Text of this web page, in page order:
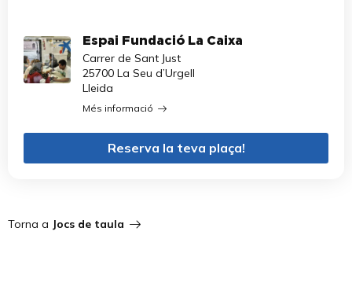
Espai Fundació La Caixa
Carrer de Sant Just
25700 La Seu d’Urgell
Lleida
Més informació
Reserva la teva plaça!
Torna a Jocs de taula